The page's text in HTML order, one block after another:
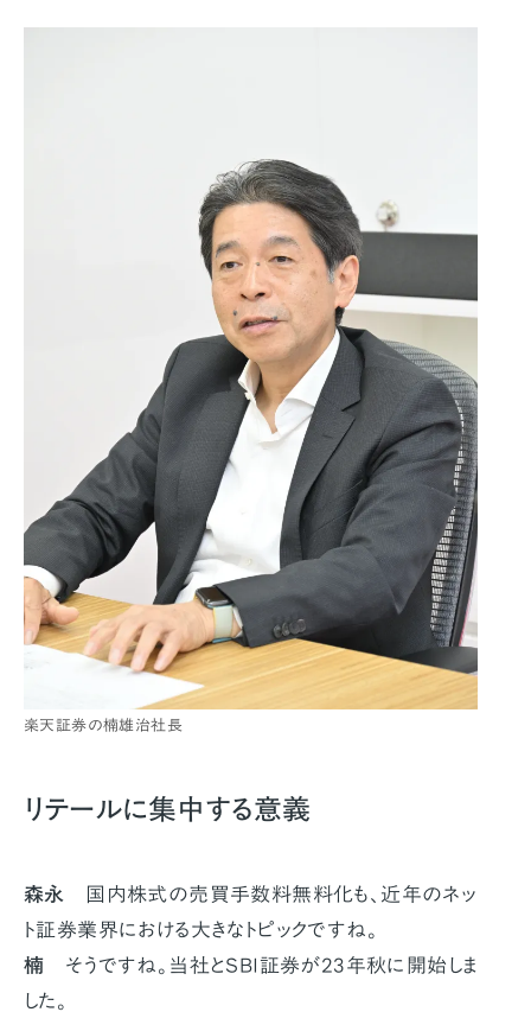
楽天証券の楠雄治社長
リテールに集中する意義
森永
国内株式の売買手数料無料化も、近年のネッ
ト証券業界における大きなトピックですね。
楠 そうですね。当社とSBI証券が23年秋に開始しま
した。